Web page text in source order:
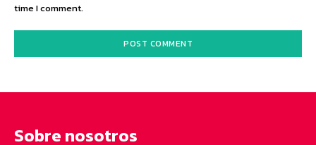
time I comment.
Sobre nosotros